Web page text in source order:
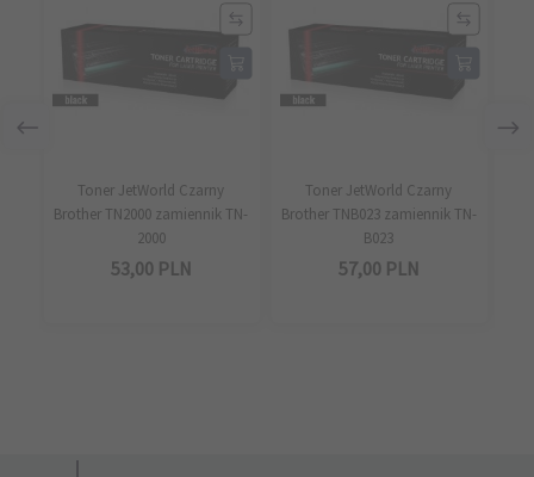
Toner JetWorld Czarny
Brother TN2000 zamiennik TN-
2000
53,00 PLN
Toner JetWorld Czarny
Brother TNB023 zamiennik TN-
B023
57,00 PLN